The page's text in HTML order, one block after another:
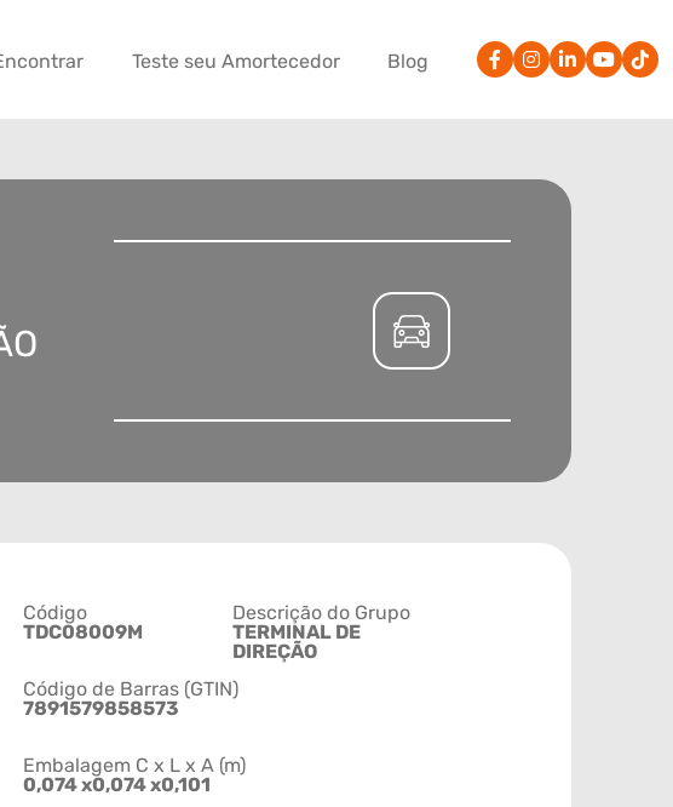
Teste seu Amortecedor Blog
Código
TDC08009M
Descrição do Grupo
TERMINAL DE
DIREÇÃO
Código de Barras (GTIN)
7891579858573
Embalagem C x L x A (m)
0,074 x0,074 x0,101